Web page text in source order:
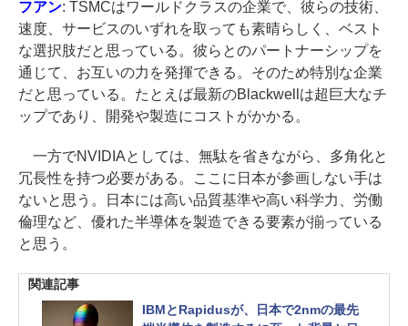
フアン: TSMCはワールドクラスの企業で、彼らの技術、
速度、サービスのいずれを取っても素晴らしく、ベスト
な選択肢だと思っている。彼らとのパートナーシップを
通じて、お互いの力を発揮できる。そのため特別な企業
だと思っている。たとえば最新のBlackwellは超巨大なチ
ップであり、開発や製造にコストがかかる。
一方でNVIDIAとしては、無駄を省きながら、多角化と
冗長性を持つ必要がある。ここに日本が参画しない手は
ないと思う。日本には高い品質基準や高い科学力、労働
倫理など、優れた半導体を製造できる要素が揃っている
と思う。
関連記事
IBMとRapidusが、日本で2nmの最先